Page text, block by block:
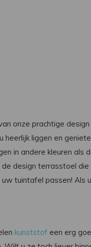
onze prachtige
heerlijk liggen en
in andere kleuren als
design terrasstoel die
tuintafel passen! Als
kunststofeen erg